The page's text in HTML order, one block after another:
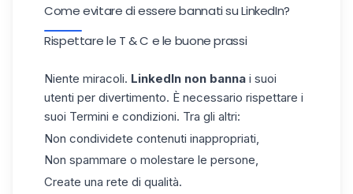
Come evitare di essere bannati su LinkedIn?
Rispettare le T & C e le buone prassi
Niente miracoli. LinkedIn non banna i suoi
utenti per divertimento. È necessario rispettare i
suoi Termini e condizioni. Tra gli altri:
Non condividete contenuti inappropriati,
Non spammare o molestare le persone,
Create una rete di qualità.